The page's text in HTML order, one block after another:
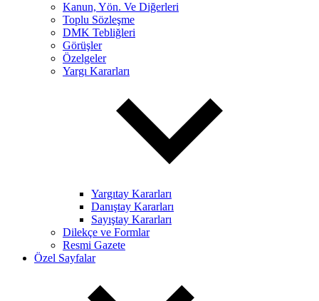
Kanun, Yön. Ve Diğerleri
Toplu Sözleşme
DMK Tebliğleri
Görüşler
Özelgeler
Yargı Kararları
Yargıtay Kararları
Danıştay Kararları
Sayıştay Kararları
Dilekçe ve Formlar
Resmi Gazete
Özel Sayfalar